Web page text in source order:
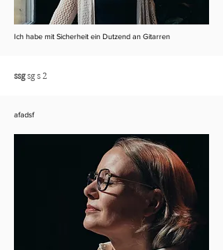
Ich habe mit Sicherheit ein Dutzend an Gitarren
ssgsg s 2
afadsf